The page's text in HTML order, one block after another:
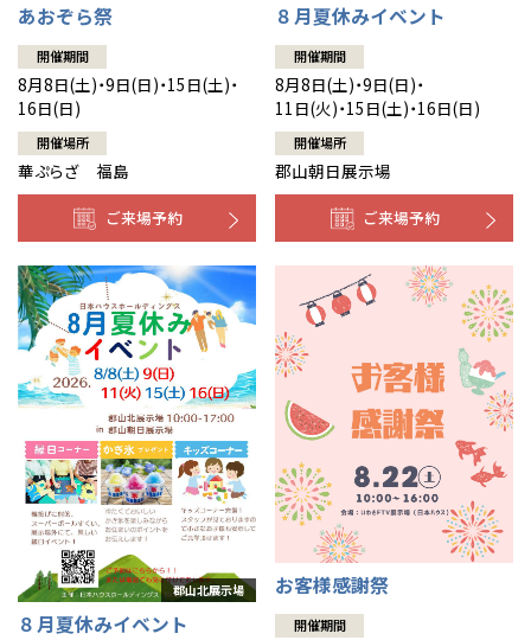
あおぞら祭
開催期間
8月8日(土)・9日(日)・15日(土)・
16日(日)
開催場所
華ぷらざ 福島
ご来場予約
８月夏休みイベント
開催期間
8月8日(土)・9日(日)・
11日(火)・15日(土)・16日(日)
開催場所
郡山朝日展示場
ご来場予約
８月夏休みイベント
お客様感謝祭
開催期間